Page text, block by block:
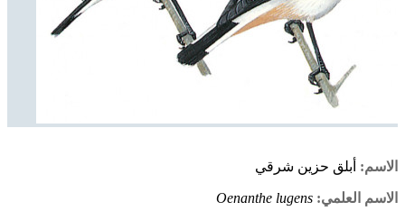
الاسم: أبلق حزين شرقي
الاسم العلمي: Oenanthe lugens